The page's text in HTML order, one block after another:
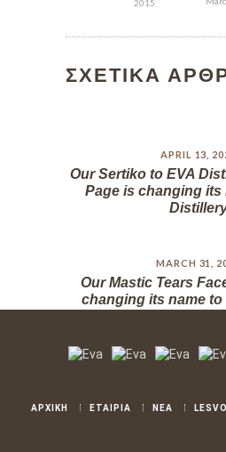
2015
ΣΧΕΤΙΚΑ
APRIL 13,
Our Sertiko to EVA
Page is changing its
MARCH 31,
Our Mastic Tears
changing its name to
ΑΡΧΙΚΗ ΕΤΑΙΡΙΑ ΝΕΑ